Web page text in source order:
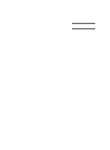
メニュー